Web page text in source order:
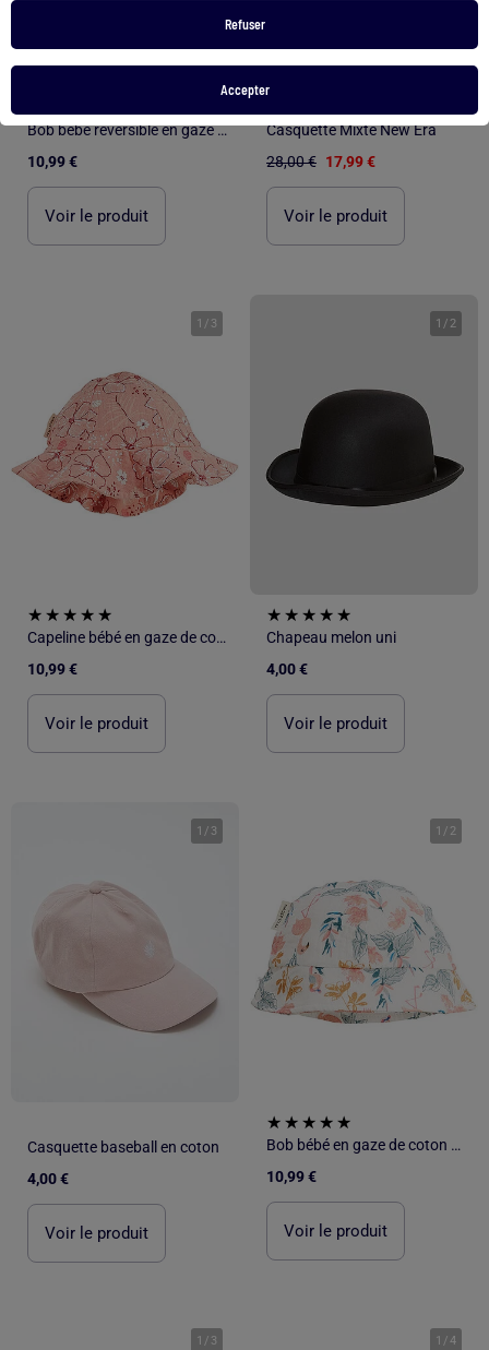
Refuser
Accepter
Bob bébé réversible en gaze de coton Bella Chica
10,99 €
Voir le produit
Casquette Mixte New Era
28,00 € 17,99 €
Voir le produit
1 / 3
Capeline bébé en gaze de coton Santa Giulia
10,99 €
Voir le produit
1 / 2
Chapeau melon uni
4,00 €
Voir le produit
1 / 3
Casquette baseball en coton
4,00 €
Voir le produit
1 / 2
Bob bébé en gaze de coton Flamingo
10,99 €
Voir le produit
1 / 3 1 /4